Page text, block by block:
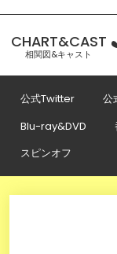
CHART&CAST
相関図&キャスト
公式Twitter 公
Blu-ray&DVD
スピンオフ